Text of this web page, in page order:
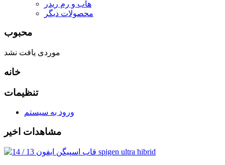
هاب و رم ریدر
محصولات دیگر
محبوب
موردی یافت نشد
خانه
تنظیمات
ورود به سیستم
مشاهدات اخیر